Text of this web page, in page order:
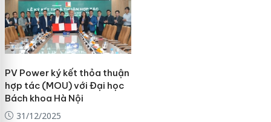
PV Power ký kết thỏa thuận
hợp tác (MOU) với Đại học
Bách khoa Hà Nội
31/12/2025